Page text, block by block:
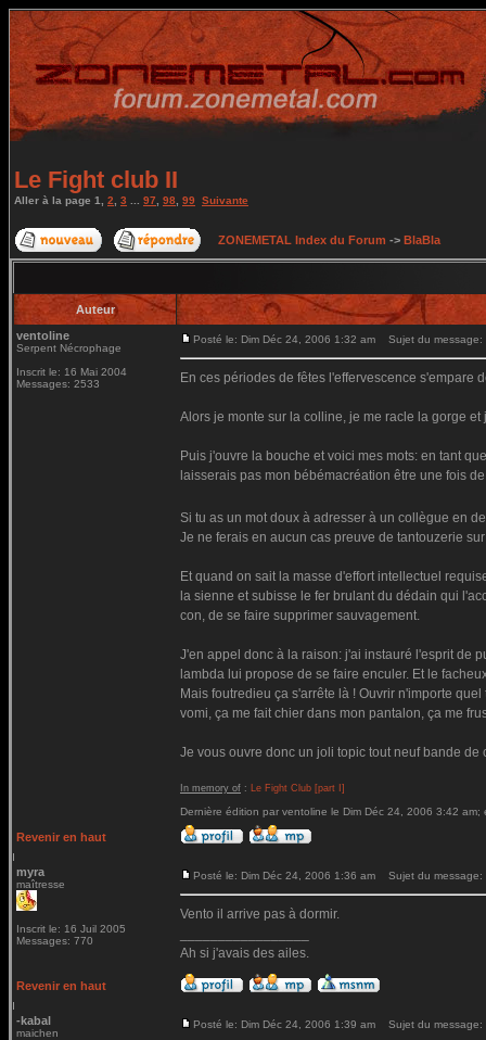
Le Fight club II
Aller à la page 1 2 3 97 98 99 Suivante
ZONEMETAL Index du Forum -> BlaBla
Auteur
ventoline
Serpent Nécrophage
Inscrit le: 16 Mai 2004
Messages: 2533
Posté le: Dim Déc 24, 2006 1:32 am Sujet du message:
En ces périodes de fêtes l'effervescence
Alors je monte sur la colline, je me racle la gorge et
Puis j'ouvre la bouche et voici mes mots: en tant
laisserais pas mon bébémacréation être une fois
Si tu as un mot doux à adresser à un collègue en
Je ne ferais en aucun cas preuve de tantouzerie
Et quand on sait la masse d'effort intellectuel
la sienne et subisse le fer brulant du dédain qui
con, de se faire supprimer sauvagement.
J'en appel donc à la raison: j'ai instauré l'esprit de
lambda lui propose de se faire enculer. Et le
Mais foutredieu ça s'arrête là ! Ouvrir n'importe
vomi, ça me fait chier dans mon pantalon, ça me
Je vous ouvre donc un joli topic tout neuf bande
In memory of : Le Fight Club [part I]
Dernière édition par ventoline le Dim Déc 24, 2006 3:42 am;
Revenir en haut
myra
maîtresse
Inscrit le: 16 Juil 2005
Messages: 770
Posté le: Dim Déc 24, 2006 1:36 am Sujet du message:
Vento il arrive pas à dormir.
Ah si j'avais des ailes.
Revenir en haut
-kabal
maichen
Posté le: Dim Déc 24, 2006 1:39 am Sujet du message: